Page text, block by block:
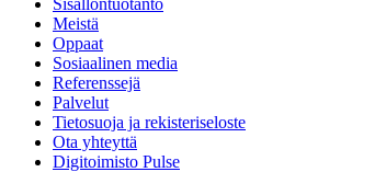
Meistä
Oppaat
Sosiaalinen media
Referenssejä
Palvelut
Tietosuoja ja rekisteriseloste
Ota yhteyttä
Digitoimisto Pulse